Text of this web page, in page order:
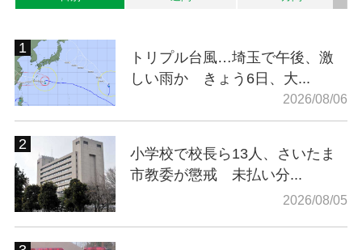
トリプル台風…埼玉で午後、激
しい雨か きょう6日、大...
2026/08/06
小学校で校長ら13人、さいたま
市教委が懲戒 未払い分...
2026/08/05